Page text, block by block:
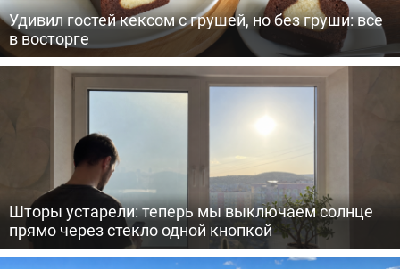
Удивил гостей кексом с грушей, но без груши: все
в восторге
Шторы устарели: теперь мы выключаем солнце
прямо через стекло одной кнопкой